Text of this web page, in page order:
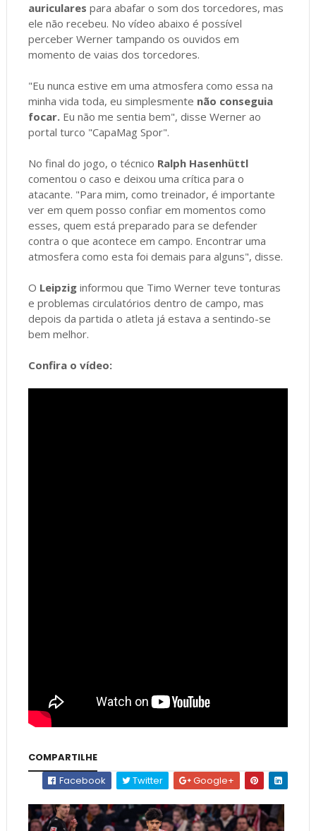
auriculares para abafar o som dos torcedores, mas
ele não recebeu. No vídeo abaixo é possível
perceber Werner tampando os ouvidos em
momento de vaias dos torcedores.
"Eu nunca estive em uma atmosfera como essa na
minha vida toda, eu simplesmente não conseguia
focar.Eu não me sentia bem", disse Werner ao
portal turco "CapaMag Spor".
No final do jogo, o técnico Ralph Hasenhüttl
comentou o caso e deixou uma crítica para o
atacante. "Para mim, como treinador, é importante
ver em quem posso confiar em momentos como
esses, quem está preparado para se defender
contra o que acontece em campo. Encontrar uma
atmosfera como esta foi demais para alguns", disse.
O Leipzig informou que Timo Werner teve tonturas
e problemas circulatórios dentro de campo, mas
depois da partida o atleta já estava a sentindo-se
bem melhor.
Confira o vídeo:
COMPARTILHE
Facebook
Twitter Google+